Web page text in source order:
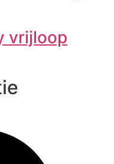
vrijloop